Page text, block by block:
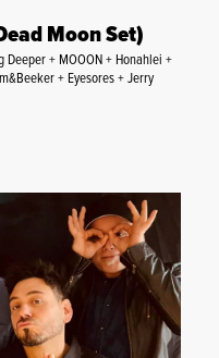
Moon Set)
Deeper + MOOON + Honahlei +
+ Eyesores + Jerry